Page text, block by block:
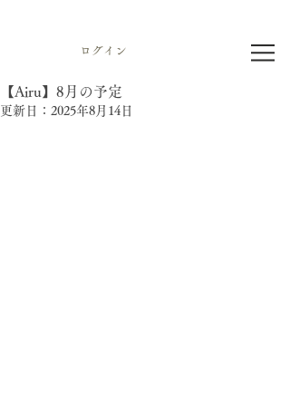
ログイン
【Airu】8月の予定
更新日： 2025年8月14日